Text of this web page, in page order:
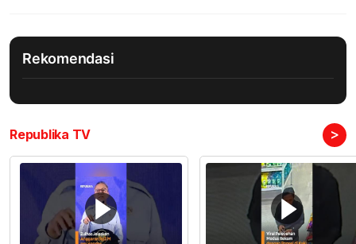
Rekomendasi
Republika TV >